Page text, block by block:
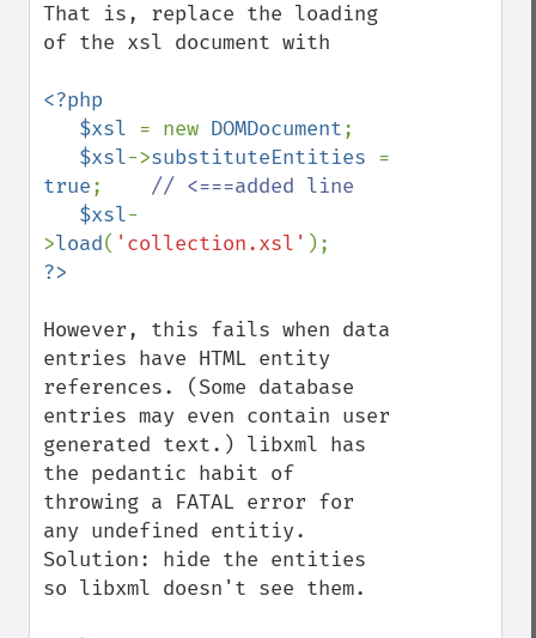
That is, replace the loading
of the xsl document with
<?php
   $xsl
= new DOMDocument;
$xsl->substituteEntities
true; // <===added line
$xsl-
>load( 'collection.xsl'
However, this fails when data
entries have HTML entity
references. (Some database
entries may even contain user
generated text.) libxml has
the pedantic habit of
throwing a FATAL error for
any undefined entitiy.
Solution: hide the entities
so libxml doesn't see them.